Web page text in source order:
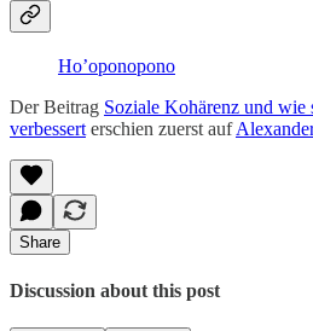
Ho’oponopono
Der Beitrag Soziale Kohärenz und wie
verbessert erschien zuerst auf
Share
Discussion about this post